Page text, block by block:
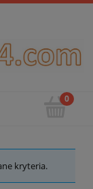
kryteria.